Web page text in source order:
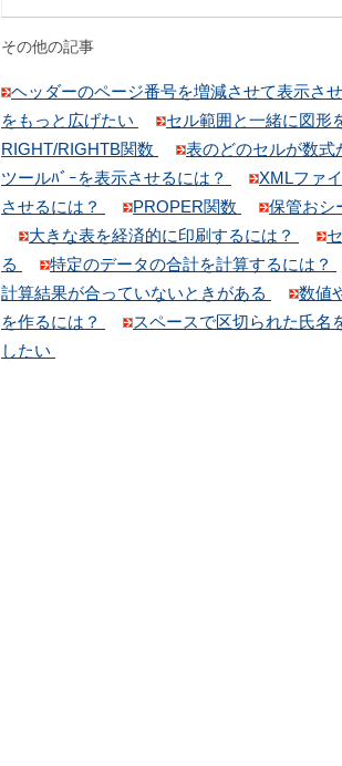
その他の記事
ヘッダーのページ番号を増減させて表示さ
をもっと広げたい
セル範囲と一緒に図形
RIGHT/RIGHTB関数
表のどのセルが数
ツールﾊﾞｰを表示させるには？
XMLファ
させるには？
PROPER関数
保管おシ
大きな表を経済的に印刷するには？
る
特定のデータの合計を計算するには？
計算結果が合っていないときがある
数値
を作るには？
スペースで区切られた氏名
したい